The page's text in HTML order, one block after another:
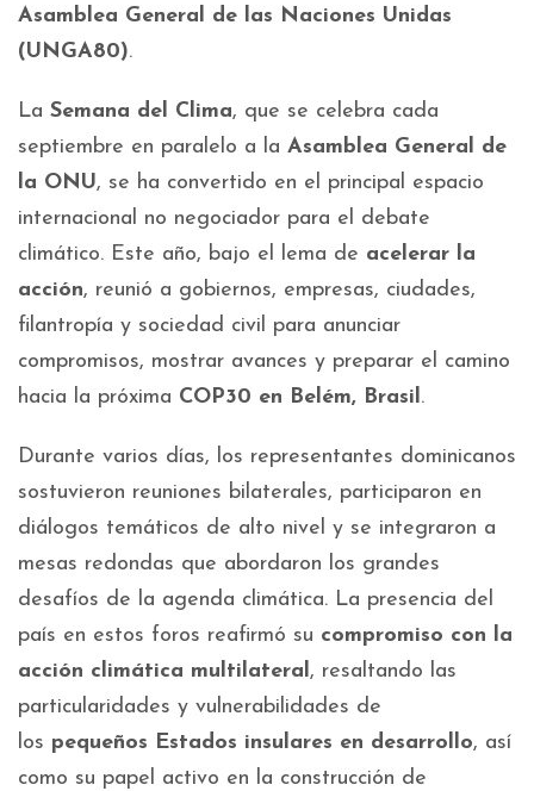
Asamblea General de las Naciones Unidas
(UNGA80).
La Semana del Clima, que se celebra cada
septiembre en paralelo a la Asamblea General de
la ONU, se ha convertido en el principal espacio
internacional no negociador para el debate
climático. Este año, bajo el lema de acelerar la
acción, reunió a gobiernos, empresas, ciudades,
filantropía y sociedad civil para anunciar
compromisos, mostrar avances y preparar el camino
hacia la próxima COP30 en Belém, Brasil.
Durante varios días, los representantes dominicanos
sostuvieron reuniones bilaterales, participaron en
diálogos temáticos de alto nivel y se integraron a
mesas redondas que abordaron los grandes
desafíos de la agenda climática. La presencia del
país en estos foros reafirmó su compromiso con la
acción climática multilateral, resaltando las
particularidades y vulnerabilidades de
los pequeños Estados insulares en desarrollo, así
como su papel activo en la construcción de